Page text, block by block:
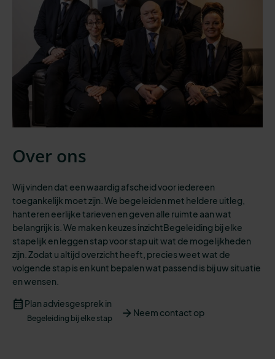
Over ons
Wij vinden dat een waardig afscheid voor iedereen
toegankelijk moet zijn. We begeleiden met heldere uitleg,
hanteren eerlijke tarieven en geven alle ruimte aan wat
belangrijk is. We maken keuzes inzichtBegeleiding bij elke
stapelijk en leggen stap voor stap uit wat de mogelijkheden
zijn. Zodat u altijd overzicht heeft precies weet wat de
volgende stap isen kunt bepalen wat passend is bij uw situatie
enwensen
Plan adviesgesprek in
Begeleiding bij elke stap Neem contact op